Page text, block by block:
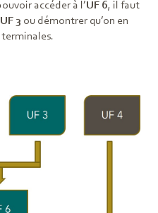
accéder à l’UF 6, il faut
UF 3 ou démontrer qu’on en